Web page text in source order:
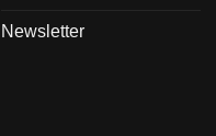
Newsletter